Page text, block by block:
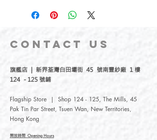
3D Printing Nylon Feature: Possible to
Stainless Steel Feature: Possible to
and hard，Anti - sweat acid attack
鋼
尺寸 ：52(L) x 9(W) x 9(H)
(mm)
長度 ：50 cm
CONTACT US
旗艦店 | 新界荃灣白田壩街 45 號南豐紗廠 1 樓
124 - 125 號鋪
Flagship Store | Shop 124 - 125, The Mills, 45
Pak Tin Par Street, Tsuen Wan, New Territories,
Hong Kong
開放時間 Opening Hours